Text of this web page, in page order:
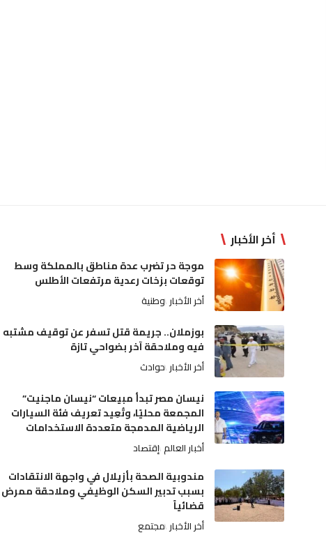
أخر الأخبار
موجة حر تضرب عدة مناطق بالمملكة وسط
توقعات بزخات رعدية مرتفعات الأطلس
أخر الأخبار وطنية
بوزملان.. جريمة قتل تسفر عن توقيف مشتبه
فيه وملاحقة آخر بضواحي تازة
أخر الأخبار حوادث
نيسان مصر تبدأ مبيعات “نيسان ماجنيت”
المجمعة محليًا، وتُعِيد تعريف فئة السيارات
الرياضية المدمجة متعددة الاستخدامات
أخبار العالم إقتصاد
مندوبية الصحة بأزيلال في واجهة الانتقادات
بسبب تدبير السكن الوظيفي وملاحقة ممرض
قضائياً
أخر الأخبار مجتمع